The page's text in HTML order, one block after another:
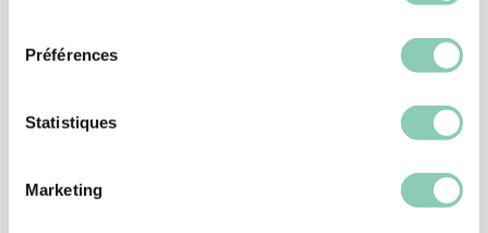
Préférences
Statistiques
Marketing